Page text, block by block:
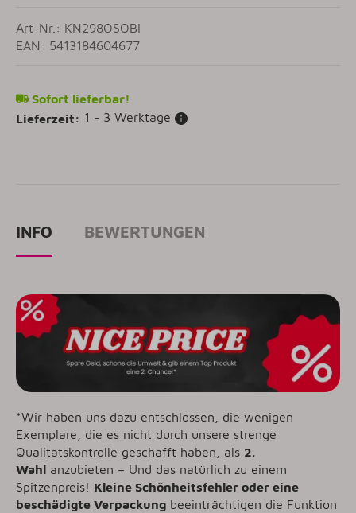
Art-Nr.: KN298OSOBI
EAN: 5413184604677
Sofort lieferbar!
Lieferzeit: 1 - 3 Werktage
INFO BEWERTUNGEN
*Wir haben uns dazu entschlossen, die wenigen
Exemplare, die es nicht durch unsere strenge
Qualitätskontrolle geschafft haben, als 2.
Wahl anzubieten – Und das natürlich zu einem
Spitzenpreis! Kleine Schönheitsfehler oder eine
beschädigte Verpackung beeinträchtigen die Funktion